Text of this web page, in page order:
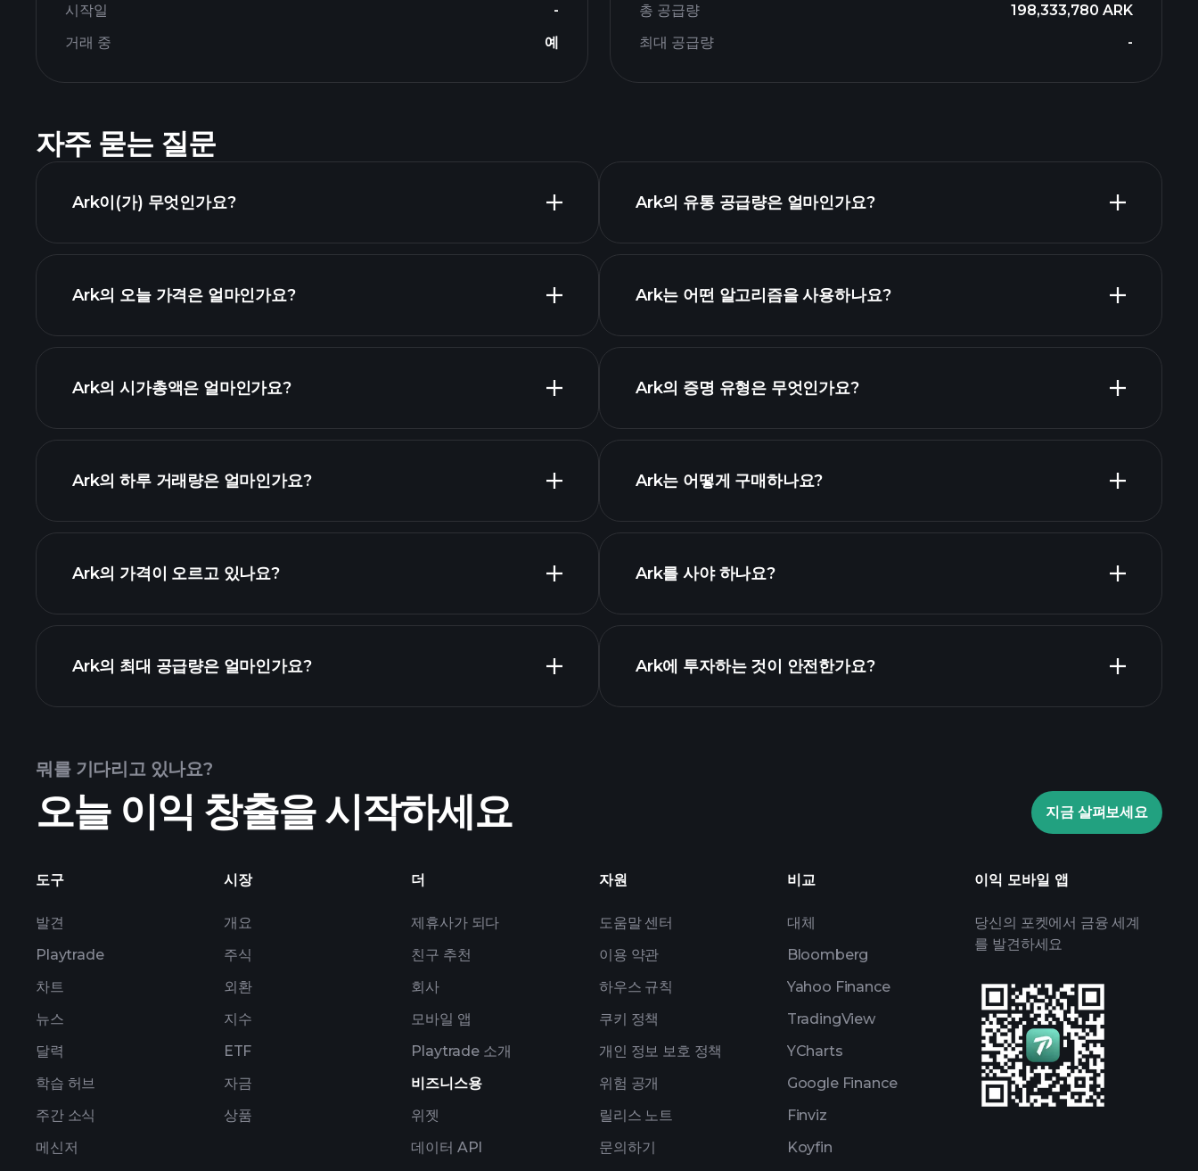
시작일
-
거래 중
예
총 공급량
198,333,780 ARK
최대 공급량
-
자주 묻는 질문
Ark이(가) 무엇인가요?
Ark의 오늘 가격은 얼마인가요?
Ark의 시가총액은 얼마인가요?
암호화폐 목록
Ark의 하루 거래량은 얼마인가요?
이 목록
Ark의 가격이 오르고 있나요?
Ark의 최대 공급량은 얼마인가요?
Ark의 유통 공급량은 얼마인가요?
Ark는 어떤 알고리즘을 사용하나요?
Ark의 증명 유형은 무엇인가요?
Ark는 어떻게 구매하나요?
Playtrade Tournaments
Ark를 사야 하나요?
Playtrade Tournaments
Portfolios
Ark에 투자하는 것이 안전한가요?
뭐를 기다리고 있나요?
오늘 이익 창출을 시작하세요 지금 살펴보세요
도구
발견
Playtrade
차트
뉴스
달력
학습 허브
주간 소식
메신저
시장
개요
주식
외환
지수
ETF
자금
상품
더
제휴사가 되다
친구 추천
회사
모바일 앱
Playtrade 소개
비즈니스용
위젯
데이터 API
자원
도움말 센터
이용 약관
하우스 규칙
쿠키 정책
개인 정보 보호 정책
위험 공개
릴리스 노트
문의하기
비교
대체
Bloomberg
Yahoo Finance
TradingView
YCharts
Google Finance
Finviz
Koyfin
이익 모바일 앱
당신의 포켓에서 금융 세계
를 발견하세요